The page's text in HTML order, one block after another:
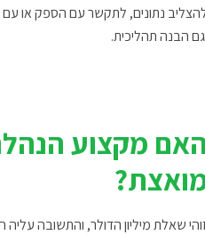
נתונים, לתקשר עם הספק או
הבנה תהליכית.
האם מקצוע
שאלת מיליון הדולר, והתשובה